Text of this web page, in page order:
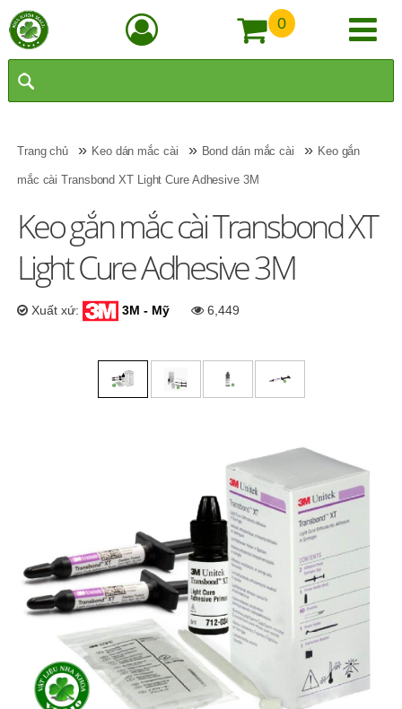
0
Trang chủ » Keo dán mắc cài » Bond dán mắc cài » Keo gắn
mắc cài ​Transbond XT Light Cure Adhesive 3M
Keo gắn mắc cài ​Transbond XT
Light Cure Adhesive 3M
Xuất xứ: 3M - Mỹ 6,449